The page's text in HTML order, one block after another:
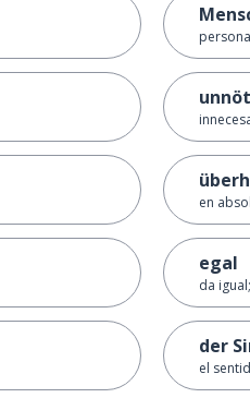
en
egal
da
der
el